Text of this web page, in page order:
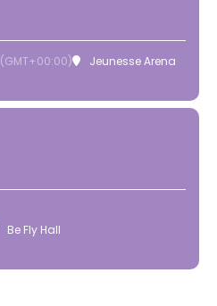
(GMT+00:00) Jeunesse Arena
Be Fly Hall